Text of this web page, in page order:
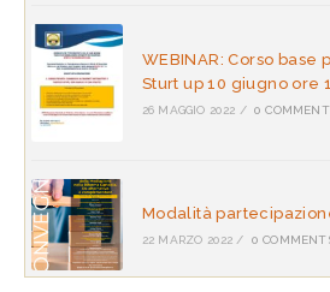
WEBINAR: Corso
Sturt up 10 giugno ore
26 MAGGIO 2022 / 0
Modalità
22 MARZO 2022 / 0